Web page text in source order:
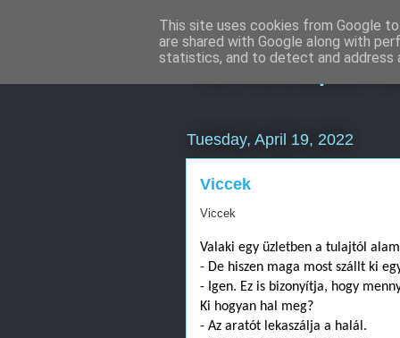
Tuesday, April 19, 2022
Viccek
Viccek
Valaki egy üzletben a tulajtól
- De hiszen maga most szállt ki
- Igen. Ez is bizonyítja, hogy
Ki hogyan hal meg?
- Az aratót lekaszálja a halál.
This site uses cookies from Google
are shared with Google along with
statistics, and to detect and address